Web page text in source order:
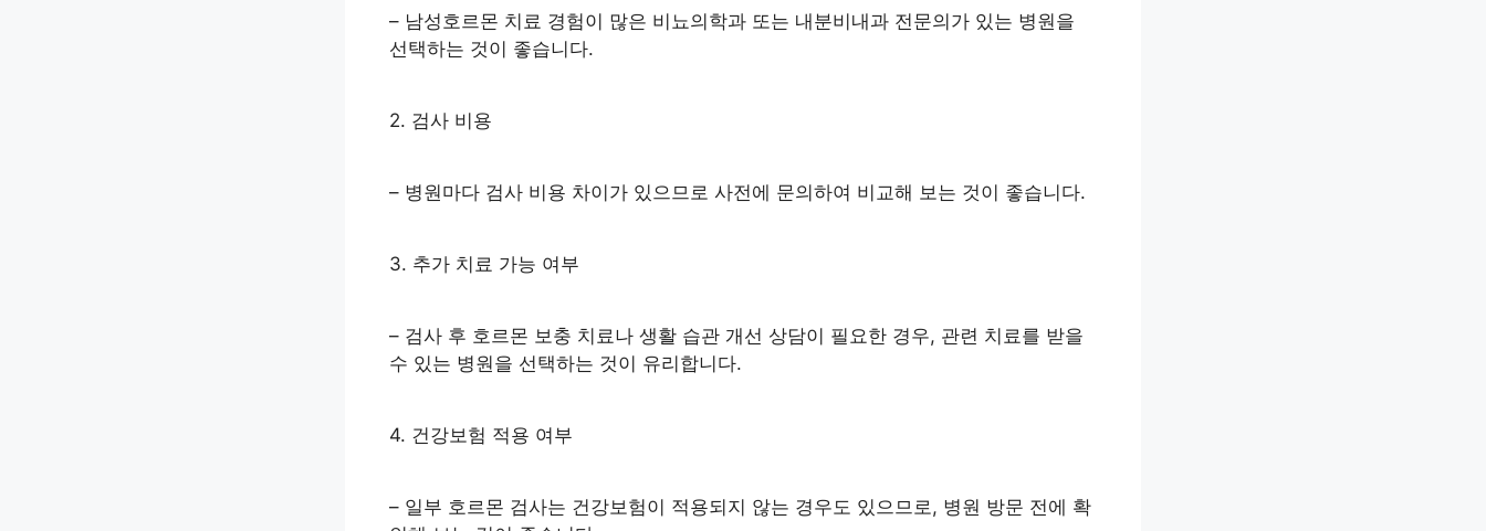
– 남성호르몬 치료 경험이 많은 비뇨의학과 또는 내분비내과 전문의가 있는 병원을
선택하는 것이 좋습니다.
2. 검사 비용
– 병원마다 검사 비용 차이가 있으므로 사전에 문의하여 비교해 보는 것이 좋습니다.
3. 추가 치료 가능 여부
– 검사 후 호르몬 보충 치료나 생활 습관 개선 상담이 필요한 경우, 관련 치료를 받을
수 있는 병원을 선택하는 것이 유리합니다.
4. 건강보험 적용 여부
– 일부 호르몬 검사는 건강보험이 적용되지 않는 경우도 있으므로, 병원 방문 전에 확